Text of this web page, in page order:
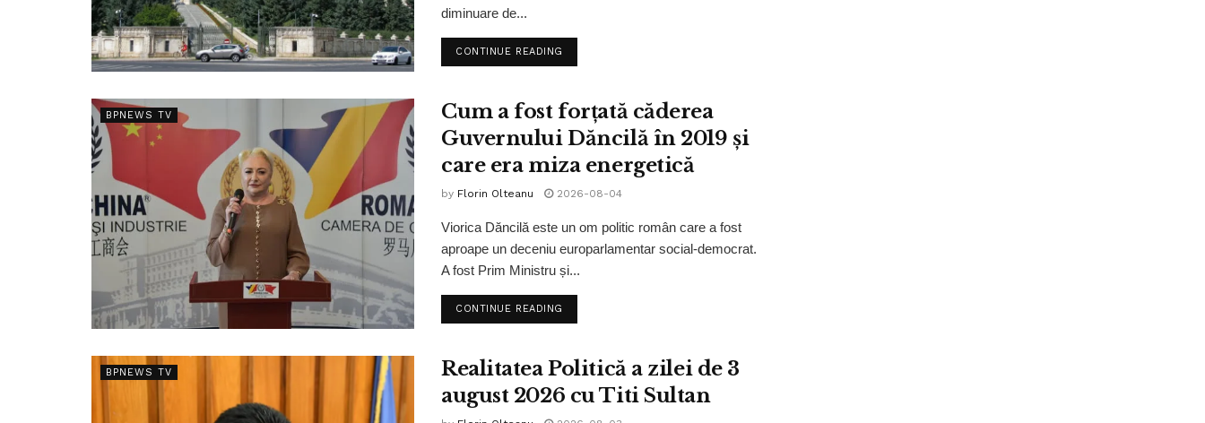
diminuare de...
CONTINUE READING
BPNEWS TV
Cum a fost forțată căderea
Guvernului Dăncilă în 2019 și
care era miza energetică
by Florin Olteanu 2026-08-04
Viorica Dăncilă este un om politic român care a fost
aproape un deceniu europarlamentar social-democrat.
A fost Prim Ministru și...
CONTINUE READING
BPNEWS TV
Realitatea Politică a zilei de 3
august 2026 cu Titi Sultan